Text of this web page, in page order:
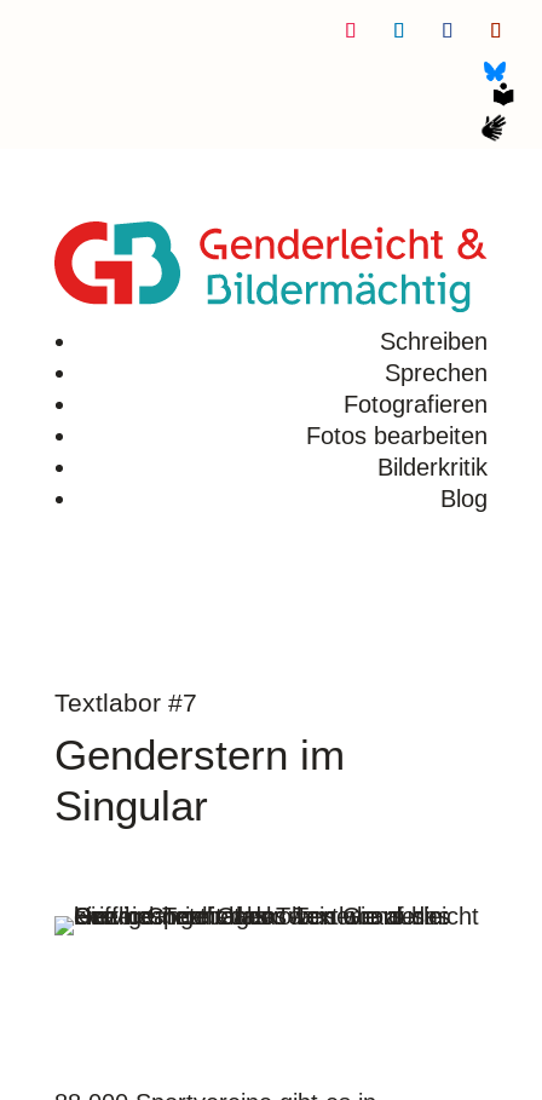
Folgen
Schreiben
Sprechen
Fotografieren
Fotos bearbeiten
Bilderkritik
Blog
Textlabor #7
Genderstern im
Singular